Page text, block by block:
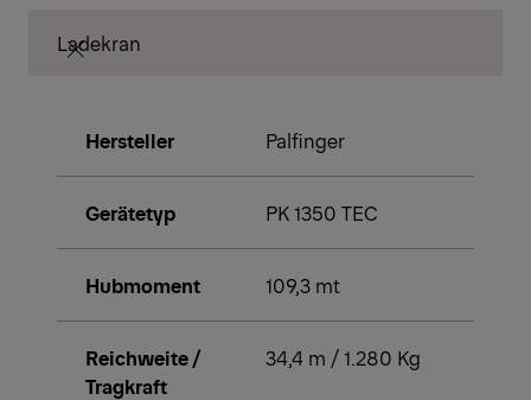
Ladekran
Hersteller Palfinger
Gerätetyp PK 1350 TEC
Hubmoment 109,3 mt
Reichweite /
Tragkraft
34,4 m / 1.280 Kg